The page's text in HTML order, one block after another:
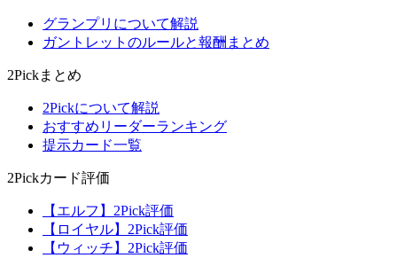
グランプリについて解説
ガントレットのルールと報酬まとめ
2Pickまとめ
2Pickについて解説
おすすめリーダーランキング
提示カード一覧
2Pickカード評価
【エルフ】2Pick評価
【ロイヤル】2Pick評価
【ウィッチ】2Pick評価